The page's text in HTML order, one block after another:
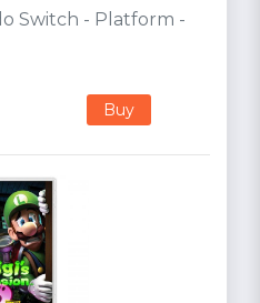
Switch - Platform -
Buy